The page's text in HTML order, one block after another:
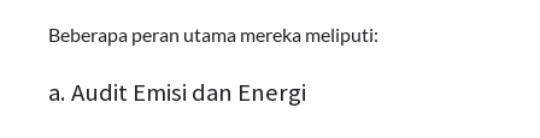
Beberapa peran utama mereka meliputi:
a. Audit Emisi dan Energi